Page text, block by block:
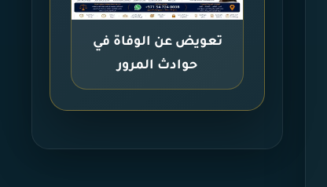
تعويض عن الوفاة في
حوادث المرور